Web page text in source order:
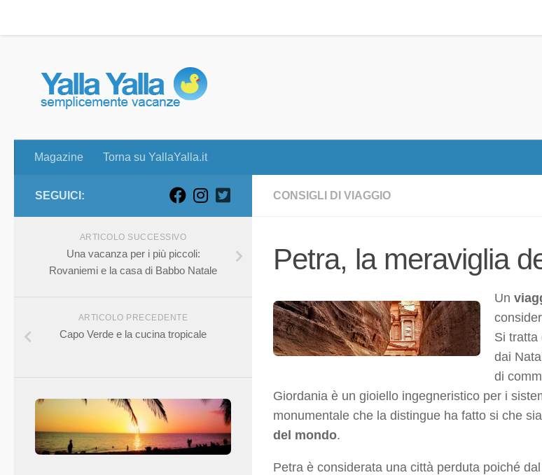
Magazine Torna su YallaYalla.it
CONSIGLI DI VIAGGIO
Petra, la meraviglia
Un
Si tratta
dai
di
Giordania è un gioiello ingegneristico per i
monumentale che la distingue ha fatto si che
del mondo.
Petra è considerata una città perduta poiché
SEGUICI:
ARTICOLO SUCCESSIVO
Una vacanza per i più piccoli:
Rovaniemi e la casa di Babbo Natale
ARTICOLO PRECEDENTE
Capo Verde e la cucina tropicale